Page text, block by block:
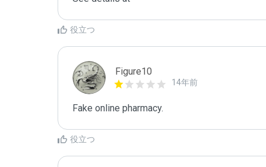
役立つ
Figure10
14年前
Fake online pharmacy.
役立つ